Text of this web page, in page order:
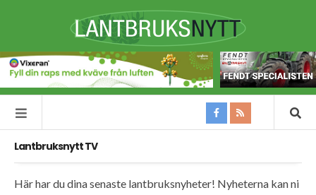
Lantbruksnytt TV
Här har du dina senaste lantbruksnyheter! Nyheterna kan ni